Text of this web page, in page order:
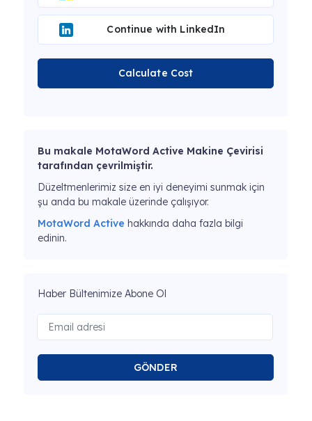
Continue with LinkedIn
Calculate Cost
Bu makale MotaWord Active Makine Çevirisi
tarafından çevrilmiştir.
Düzeltmenlerimiz size en iyi deneyimi sunmak için
şu anda bu makale üzerinde çalışıyor.
MotaWord Active hakkında daha fazla bilgi
edinin.
Haber Bültenimize Abone Ol
GÖNDER